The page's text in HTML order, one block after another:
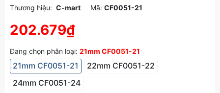
Thương hiệu: C-mart Mã: CF0051-21
202.679₫
Đang chọn phân loại: 21mm CF0051-21
21mm CF0051-21
22mm CF0051-22
24mm CF0051-24